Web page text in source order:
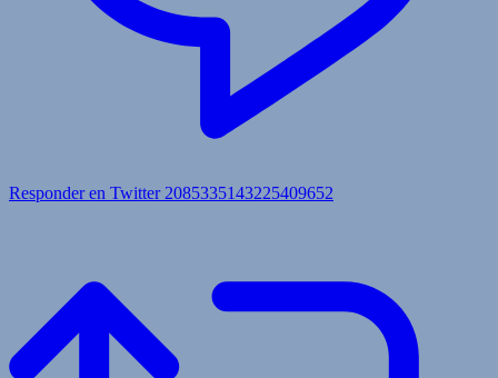
Responder en Twitter 2085335143225409652